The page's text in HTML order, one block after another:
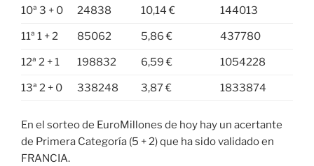
10ª 3 + 0 24838 10,14 € 144013
11ª 1 + 2 85062 5,86 € 437780
12ª 2 + 1 198832 6,59 € 1054228
13ª 2 + 0 338248 3,87 € 1833874
En el sorteo de EuroMillones de hoy hay un acertante
de Primera Categoría (5 + 2) que ha sido validado en
FRANCIA.